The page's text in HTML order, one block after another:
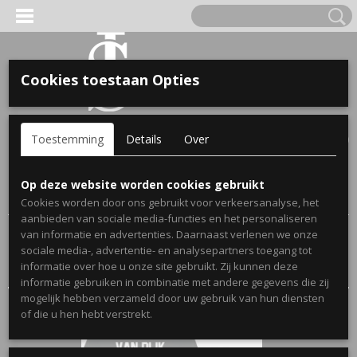
Inloggen Registreren
(0)
Home >Webshop> Papa en Ik T-Shirts met Gepersonaliseerde
Naam en Geboortejaar
Sorteer op:
VOOR KINDEREN
OPA & OMA.
NAAM EN GEBOORTEJAAR
Cookies toestaan Opties
Toestemming Details Over
Op deze website worden cookies gebruikt
Cookies worden door ons gebruikt voor verkeersanalyse, het
aanbieden van sociale media-functies en het personaliseren
van informatie en advertenties. Daarnaast verlenen we onze
sociale media-, advertentie- en analysepartners toegang tot
informatie over hoe u onze site gebruikt. Zij kunnen deze
informatie gebruiken in combinatie met andere gegevens die zij
mogelijk hebben verzameld door uw gebruik van hun diensten
of die u hen hebt verstrekt.